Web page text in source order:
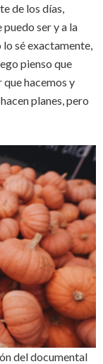
de los días,
ser y a la
sé exactamente,
pienso que
hacemos y
planes, pero
del documental